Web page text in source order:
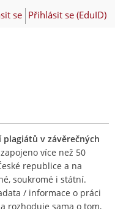
se Přihlásit se (EduID)
v závěrečných
více než 50
republice a na
soukromé i státní.
/ informace o práci
rozhoduje sama o tom,